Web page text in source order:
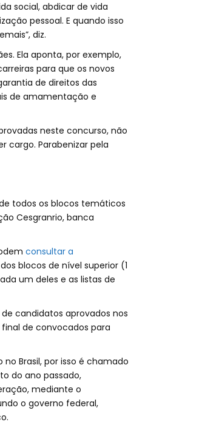
social, abdicar de vida
pessoal. E quando isso
diz.
Ela aponta, por exemplo,
para que os novos
de direitos das
de amamentação e
neste concurso, não
cargo. Parabenizar pela
todos os blocos temáticos
Cesgranrio, banca
consultar a
blocos de nível superior (1
um deles e as listas de
candidatos aprovados nos
de convocados para
Brasil, por isso é chamado
do ano passado,
mediante o
o governo federal,